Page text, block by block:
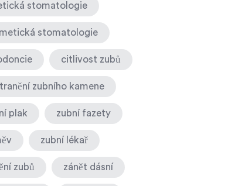
stomatologie
stomatologie
citlivost zubů
zubního kamene
plak zubní fazety
zubní lékař
zubů zánět dásní